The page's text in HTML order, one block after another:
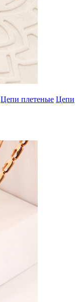
Цепи плетеные Цепи